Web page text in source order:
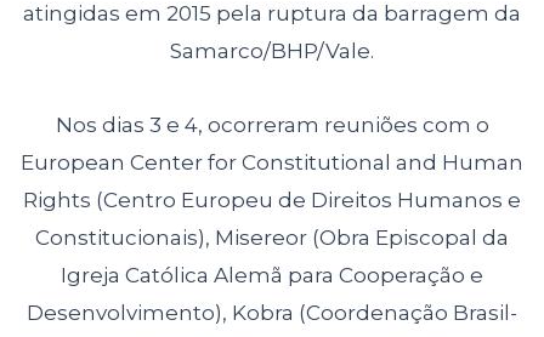
atingidas em 2015 pela ruptura da barragem da
Samarco/BHP/Vale.
Nos dias 3 e 4, ocorreram reuniões com o
European Center for Constitutional and Human
Rights (Centro Europeu de Direitos Humanos e
Constitucionais), Misereor (Obra Episcopal da
Igreja Católica Alemã para Cooperação e
Desenvolvimento), Kobra (Coordenação Brasil-